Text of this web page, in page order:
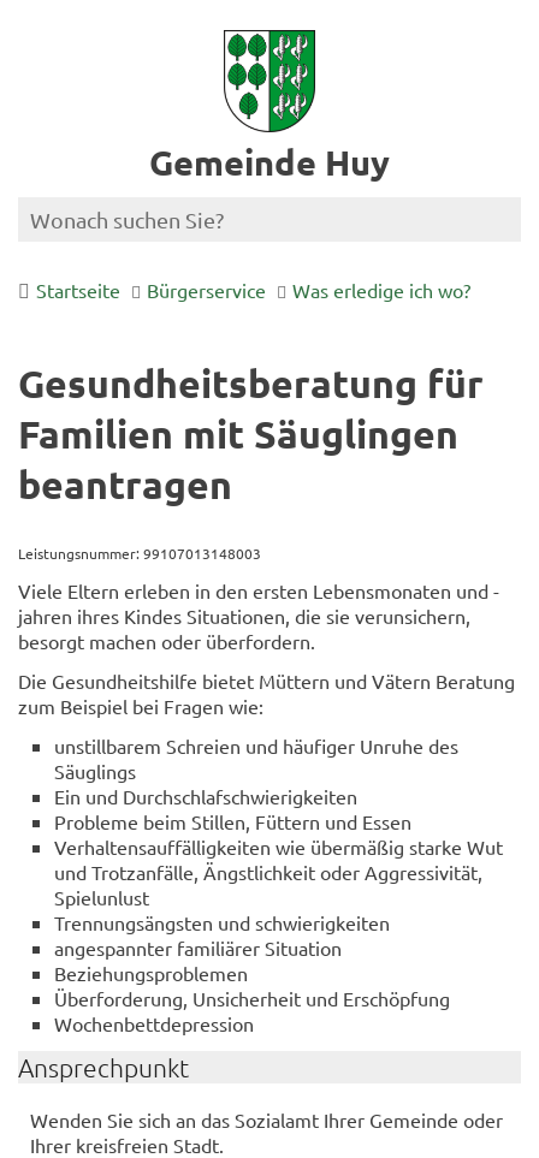
Gemeinde Huy
Startseite Bürgerservice Was erledige ich wo?
Gesundheitsberatung für
Familien mit Säuglingen
beantragen
Leistungsnummer: 99107013148003
Viele Eltern erleben in den ersten Lebensmonaten und -
jahren ihres Kindes Situationen, die sie verunsichern,
besorgt machen oder überfordern.
Die Gesundheitshilfe bietet Müttern und Vätern Beratung
zum Beispiel bei Fragen wie:
unstillbarem Schreien und häufiger Unruhe des
Säuglings
Ein und Durchschlafschwierigkeiten
Probleme beim Stillen, Füttern und Essen
Verhaltensauffälligkeiten wie übermäßig starke Wut
und Trotzanfälle, Ängstlichkeit oder Aggressivität,
Spielunlust
Trennungsängsten und schwierigkeiten
angespannter familiärer Situation
Beziehungsproblemen
Überforderung, Unsicherheit und Erschöpfung
Wochenbettdepression
Ansprechpunkt
Wenden Sie sich an das Sozialamt Ihrer Gemeinde oder
Ihrer kreisfreien Stadt.